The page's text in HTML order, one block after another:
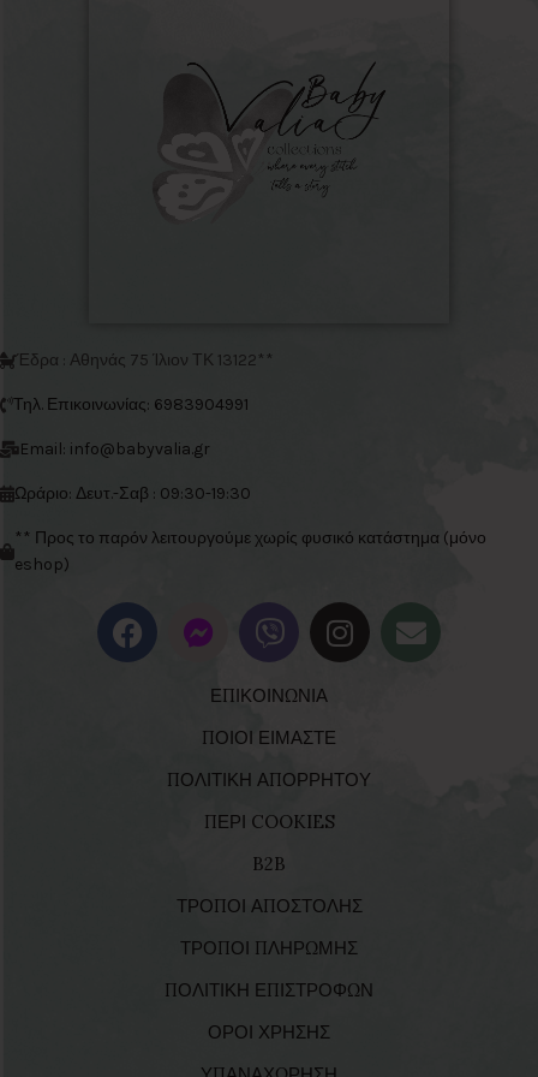
Έδρα : Αθηνάς 75 Ίλιον ΤΚ 13122**
Τηλ. Επικοινωνίας: 6983904991
Email: info@babyvalia.gr
Ωράριο: Δευτ.-Σαβ : 09:30-19:30
** Προς το παρόν λειτουργούμε χωρίς φυσικό κατάστημα (μόνο
eshop)
ΕΠΙΚΟΙΝΩΝΙΑ
ΠΟΙΟΙ ΕΙΜΑΣΤΕ
ΠΟΛΙΤΙΚΗ ΑΠΟΡΡΗΤΟΥ
ΠΕΡΙ COOKIES
B2B
ΤΡΟΠΟΙ ΑΠΟΣΤΟΛΗΣ
ΤΡΟΠΟΙ ΠΛΗΡΩΜΗΣ
ΠΟΛΙΤΙΚΗ ΕΠΙΣΤΡΟΦΩΝ
ΟΡΟΙ ΧΡΗΣΗΣ